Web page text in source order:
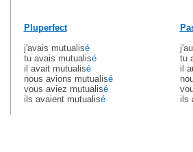
Pluperfect
j'avais mutualisé
tu avais mutualisé
il avait mutualisé
nous avions mutualisé
vous aviez mutualisé
ils avaient mutualisé
tu
il
ils